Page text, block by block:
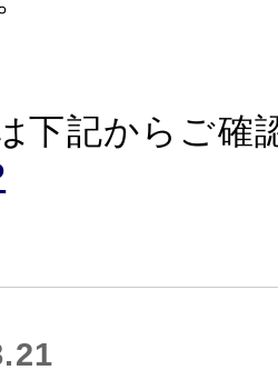
下記からご確